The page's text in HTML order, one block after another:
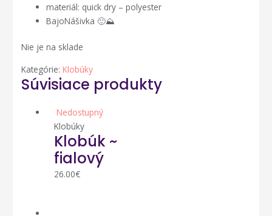
materiál: quick dry – polyester
BajoNášivka 🙂⛰️
Nie je na sklade
Kategórie: Klobúky
Súvisiace produkty
Nedostupný
Klobúky
Klobúk ~
fialový
26.00€